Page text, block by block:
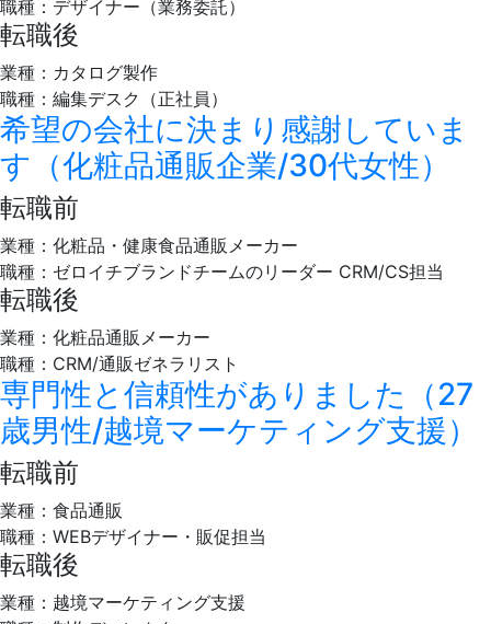
職種：デザイナー（業務委託）
転職後
業種：カタログ製作
職種：編集デスク（正社員）
希望の会社に決まり感謝していま
す（化粧品通販企業/30代女性）
転職前
業種：化粧品・健康食品通販メーカー
職種：ゼロイチブランドチームのリーダー CRM/CS担当
転職後
業種：化粧品通販メーカー
職種：CRM/通販ゼネラリスト
専門性と信頼性がありました（27
歳男性/越境マーケティング支援）
転職前
業種：食品通販
職種：WEBデザイナー・販促担当
転職後
業種：越境マーケティング支援